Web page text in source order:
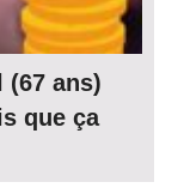
(67 ans)
que ça